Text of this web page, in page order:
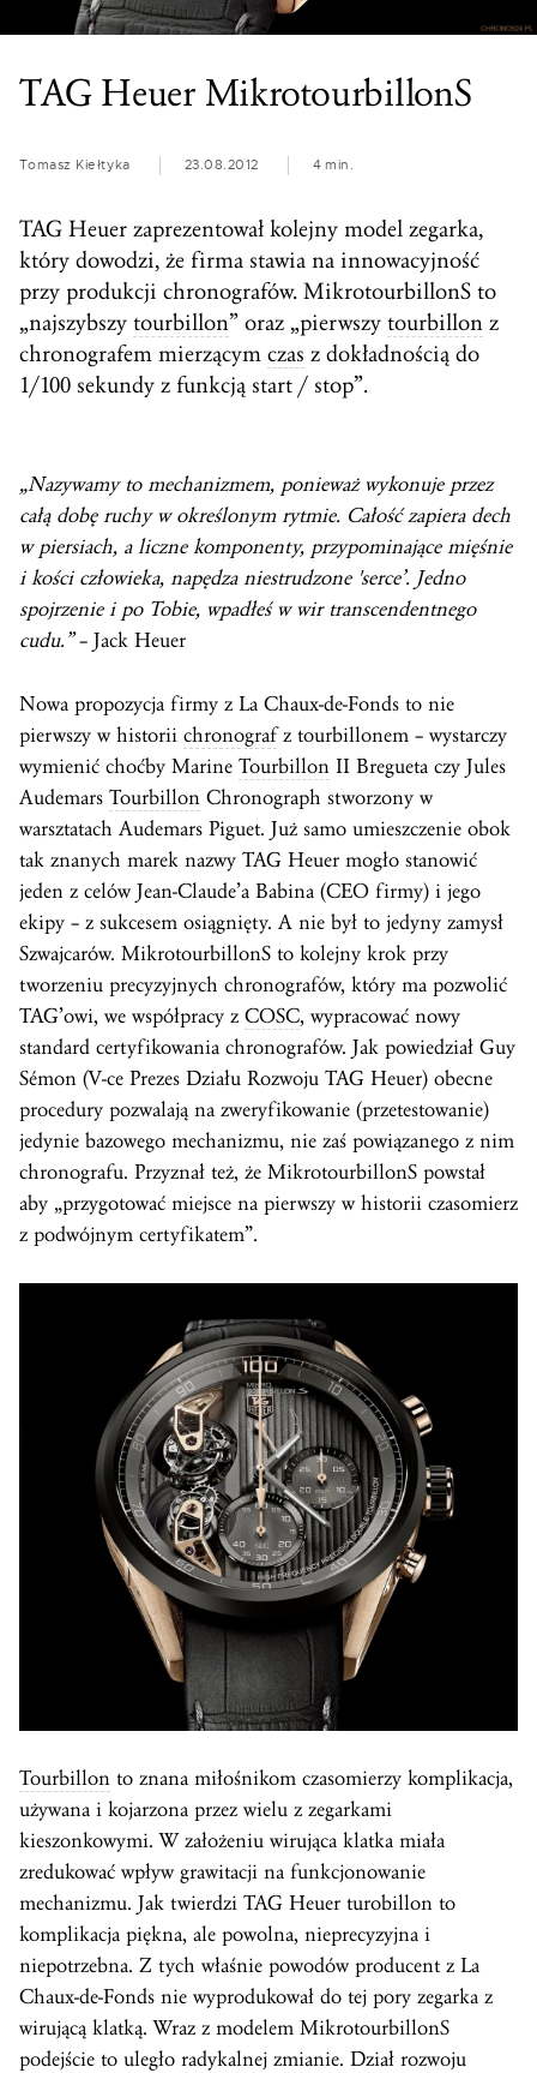
TAG Heuer MikrotourbillonS
Tomasz Kiełtyka 23.08.2012 4 min.
TAG Heuer zaprezentował kolejny model zegarka,
który dowodzi, że firma stawia na innowacyjność
przy produkcji chronografów. MikrotourbillonS to
„najszybszy tourbillon” oraz „pierwszy tourbillon z
chronografem mierzącym czas z dokładnością do
1/100 sekundy z funkcją start / stop”.
„Nazywamy to mechanizmem, ponieważ wykonuje przez
całą dobę ruchy w określonym rytmie. Całość zapiera dech
w piersiach, a liczne komponenty, przypominające mięśnie
i kości człowieka, napędza niestrudzone 'serce’. Jedno
spojrzenie i po Tobie, wpadłeś w wir transcendentnego
cudu.”– Jack Heuer
Nowa propozycja firmy z La Chaux-de-Fonds to nie
pierwszy w historii chronografz tourbillonem – wystarczy
wymienić choćby Marine Tourbillon II Bregueta czy Jules
Audemars Tourbillon Chronograph stworzony w
warsztatach Audemars Piguet. Już samo umieszczenie obok
tak znanych marek nazwy TAG Heuer mogło stanowić
jeden z celów Jean-Claude’a Babina (CEO firmy) i jego
ekipy – z sukcesem osiągnięty. A nie był to jedyny zamysł
Szwajcarów. MikrotourbillonS to kolejny krok przy
tworzeniu precyzyjnych chronografów, który ma pozwolić
TAG’owi, we współpracy z COSC, wypracować nowy
standard certyfikowania chronografów. Jak powiedział Guy
Sémon (V-ce Prezes Działu Rozwoju TAG Heuer) obecne
procedury pozwalają na zweryfikowanie (przetestowanie)
jedynie bazowego mechanizmu, nie zaś powiązanego z nim
chronografu. Przyznał też, że MikrotourbillonS powstał
aby „przygotować miejsce na pierwszy w historii czasomierz
z podwójnym certyfikatem”.
Tourbillon to znana miłośnikom czasomierzy komplikacja,
używana i kojarzona przez wielu z zegarkami
kieszonkowymi. W założeniu wirująca klatka miała
zredukować wpływ grawitacji na funkcjonowanie
mechanizmu. Jak twierdzi TAG Heuer turobillon to
komplikacja piękna, ale powolna, nieprecyzyjna i
niepotrzebna. Z tych właśnie powodów producent z La
Chaux-de-Fonds nie wyprodukował do tej pory zegarka z
wirującą klatką. Wraz z modelem MikrotourbillonS
podejście to uległo radykalnej zmianie. Dział rozwoju